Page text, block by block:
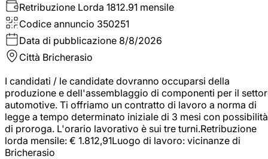
Retribuzione Lorda 1812.91 mensile
Codice annuncio 350251
Data di pubblicazione 8/8/2026
Città Bricherasio
I candidati / le candidate dovranno occuparsi della
produzione e dell'assemblaggio di componenti per il
automotive. Ti offriamo un contratto di lavoro a norma di
legge a tempo determinato iniziale di 3 mesi con possibilità
di proroga. L'orario lavorativo è sui tre turni.Retribuzione
lorda mensile: € 1.812,91Luogo di lavoro: vicinanze di
Bricherasio